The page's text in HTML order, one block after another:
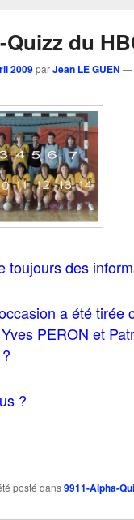
du
2009parJean LE GUEN —
toujours des
a été tirée
PERON et
?
posté dans9911-Alpha-